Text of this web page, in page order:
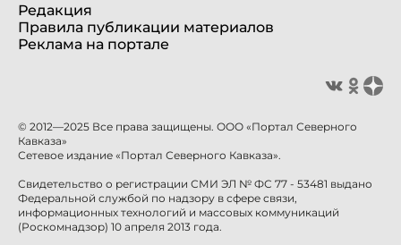
Редакция
Правила публикации материалов
Реклама на портале
© 2012—2025 Все права защищены. ООО «Портал Северного
Кавказа»
Сетевое издание «Портал Северного Кавказа».
Свидетельство о регистрации СМИ ЭЛ № ФС 77 - 53481 выдано
Федеральной службой по надзору в сфере связи,
информационных технологий и массовых коммуникаций
(Роскомнадзор) 10 апреля 2013 года.